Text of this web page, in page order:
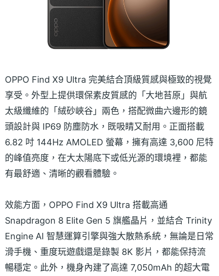
OPPO Find X9 Ultra 完美結合頂級質感與極致的視覺
享受。外型上提供環保素皮質感的「大地苔原」與航
太級纖維的「絨砂峽谷」兩色，搭配微曲六邊形的鏡
頭設計與 IP69 防塵防水，既吸睛又耐用。正面搭載
6.82 吋 144Hz AMOLED 螢幕，擁有高達 3,600 尼特
的峰值亮度，在大太陽底下或低光源的環境裡，都能
有最舒適、清晰的觀看體驗。
效能方面，OPPO Find X9 Ultra 搭載高通
Snapdragon 8 Elite Gen 5 旗艦晶片，並結合 Trinity
Engine AI 智慧運算引擎與強大散熱系統，無論是日常
滑手機、重度玩遊戲還是錄製 8K 影片，都能保持流
暢穩定。此外，機身內建了高達 7,050mAh 的超大電